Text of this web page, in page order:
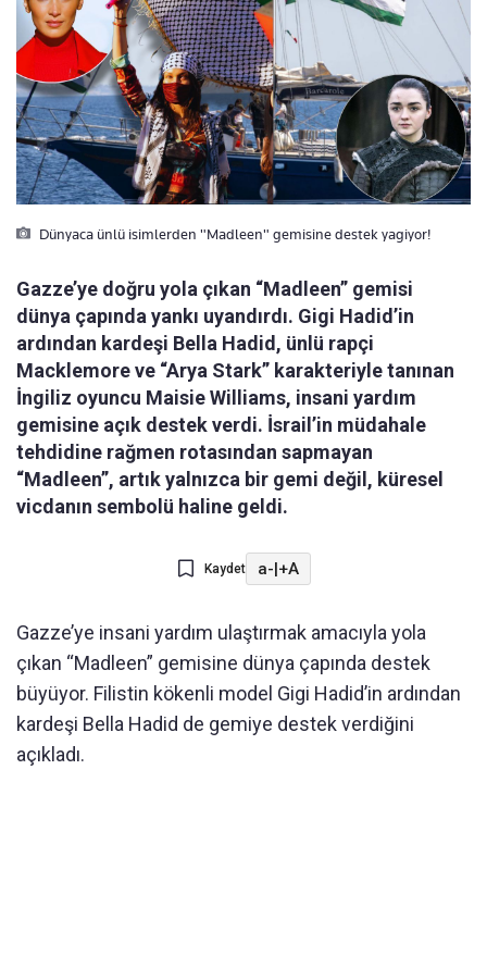
Dünyaca ünlü isimlerden "Madleen" gemisine destek yagiyor!
Gazze’ye doğru yola çıkan “Madleen” gemisi
dünya çapında yankı uyandırdı. Gigi Hadid’in
ardından kardeşi Bella Hadid, ünlü rapçi
Macklemore ve “Arya Stark” karakteriyle tanınan
İngiliz oyuncu Maisie Williams, insani yardım
gemisine açık destek verdi. İsrail’in müdahale
tehdidine rağmen rotasından sapmayan
“Madleen”, artık yalnızca bir gemi değil, küresel
vicdanın sembolü haline geldi.
Kaydet a-|+A
Gazze’ye insani yardım ulaştırmak amacıyla yola
çıkan “Madleen” gemisine dünya çapında destek
büyüyor. Filistin kökenli model Gigi Hadid’in ardından
kardeşi Bella Hadid de gemiye destek verdiğini
açıkladı.